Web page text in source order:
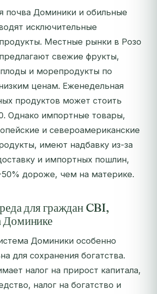
почва Доминики и обильные
исключительные
Местные рынки в Розо
свежие фрукты,
и морепродукты по
ценам. Еженедельная
продуктов может стоить
Однако импортные товары,
и североамериканские
имеют надбавку из-за
и импортных пошлин,
дороже, чем на материке.
для граждан CBI,
Доминики особенно
для сохранения богатства.
налог на прирост капитала,
налог на богатство и